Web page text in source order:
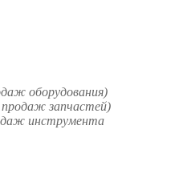
оборудования)
запчастей)
инструмента